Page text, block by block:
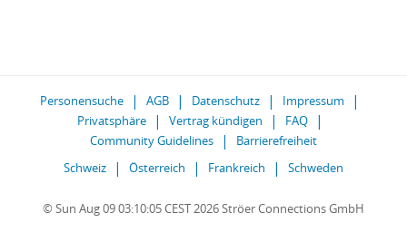
Personensuche AGB Datenschutz
Impressum
Privatsphäre
Vertrag kündigen
FAQ
Community Guidelines
Barrierefreiheit
Schweiz
Österreich Frankreich Schweden
© Sun Aug 09 03:10:05 CEST 2026 Ströer Connections GmbH